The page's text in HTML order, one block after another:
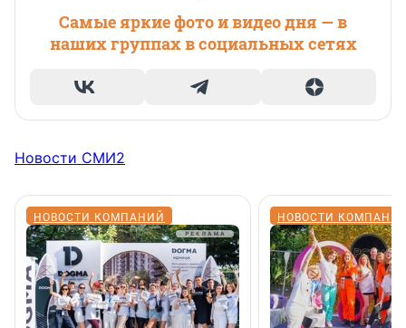
Самые яркие фото и видео дня — в
наших группах в социальных сетях
Новости СМИ2
НОВОСТИ КОМПАНИЙ НОВОСТИ